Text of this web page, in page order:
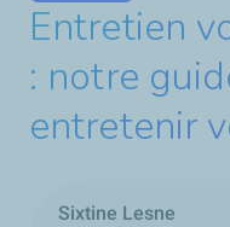
Entretien
: notre
entretenir
Sixtine Lesne